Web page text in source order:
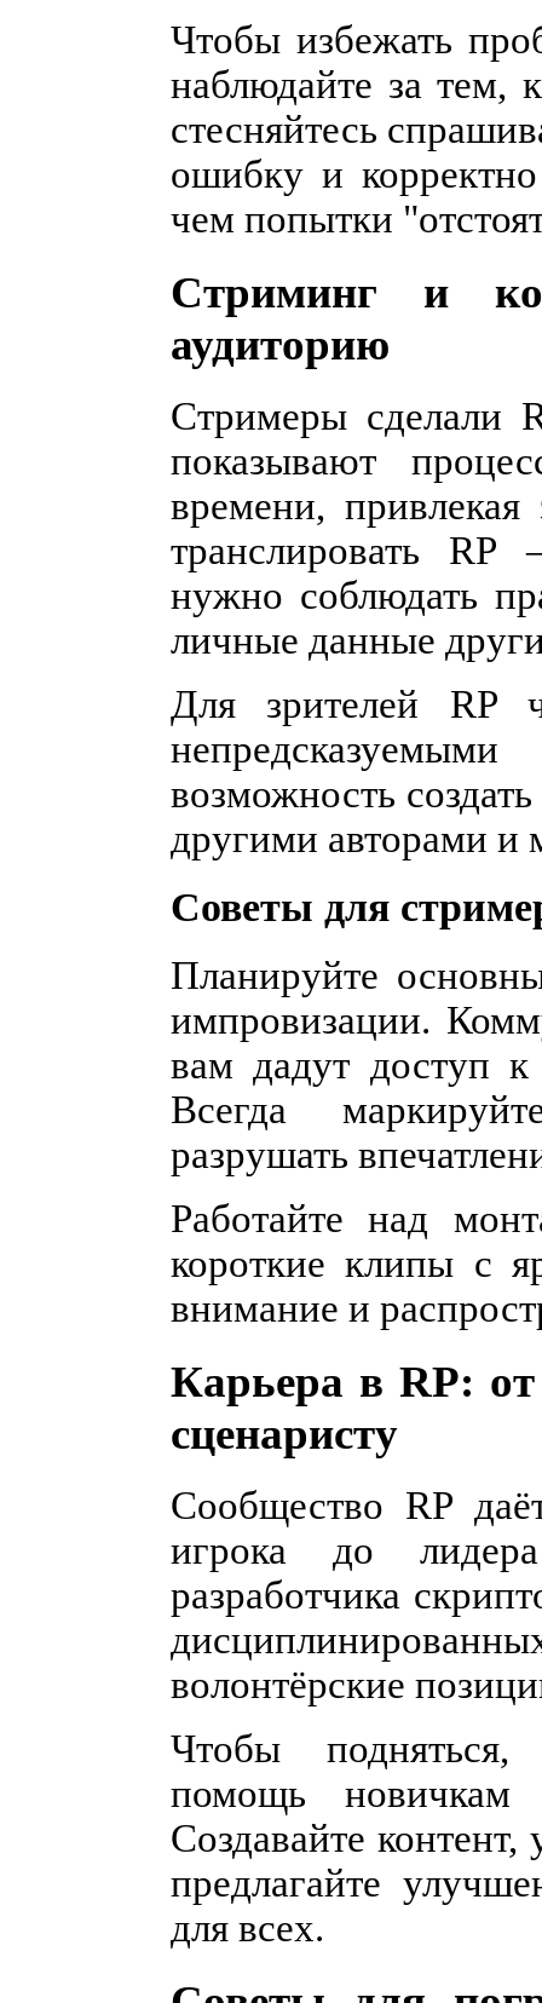
Чтобы избежать
наблюдайте за тем,
стесняйтесь
ошибку и
чем попытки
Стриминг и
аудиторию
Стримеры сделали
показывают
времени,
транслировать RP
нужно соблюдать
личные данные
Для зрителей RP
возможность
другими авторами и
Советы для
Планируйте
импровизации.
вам дадут доступ
Всегда
разрушать
Работайте над
короткие клипы с
внимание и
Карьера в RP:
сценаристу
Сообщество RP
игрока до
разработчика
волонтёрские
Чтобы подняться,
помощь новичкам
Создавайте
предлагайте
для всех.